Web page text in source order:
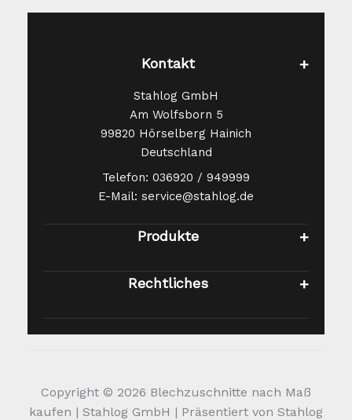
Kontakt
Stahlog GmbH
Am Wolfsborn 5
99820 Hörselberg Hainich
Deutschland
Telefon: 036920 / 949999
E-Mail: service@stahlog.de
Produkte
Rechtliches
Copyright © 2026 Blechzuschnitte nach Maß
kaufen | Stahlog GmbH | Präsentiert von Stahlog